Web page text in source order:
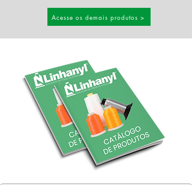
Acesse os demais produtos >